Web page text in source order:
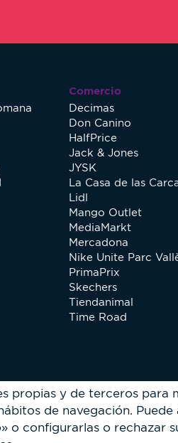
propias y de terceros para
de navegación. Puede
o configurarlas o rechazar
Comercio
Decimas
Don Canino
HalfPrice
Jack & Jones
JYSK
La Casa de las
Lidl
Mango Outlet
MediaMarkt
Mercadona
Nike Unite Parc
PrimaPrix
Skechers
Tiendanimal
Time Road